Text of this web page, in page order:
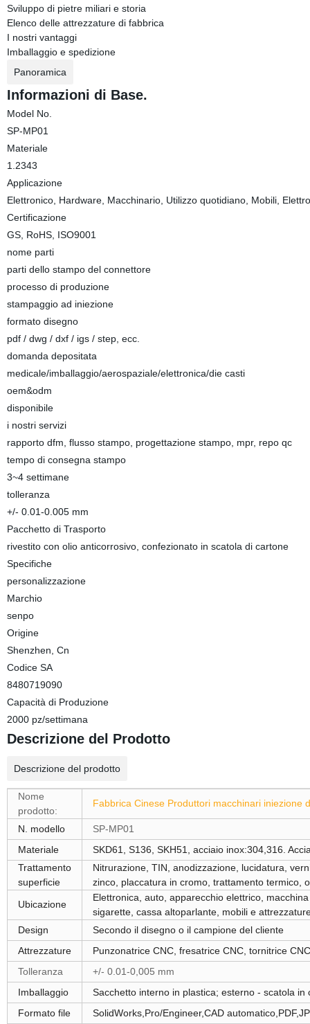
Sviluppo di pietre miliari e storia
Elenco delle attrezzature di fabbrica
I nostri vantaggi
Imballaggio e spedizione
Panoramica
Informazioni di Base.
Model No.
SP-MP01
Materiale
1.2343
Applicazione
Elettronico, Hardware, Macchinario, Utilizzo quotidiano, Mobili,
Certificazione
GS, RoHS, ISO9001
nome parti
parti dello stampo del connettore
processo di produzione
stampaggio ad iniezione
formato disegno
pdf / dwg / dxf / igs / step, ecc.
domanda depositata
medicale/imballaggio/aerospaziale/elettronica/die casti
oem&odm
disponibile
i nostri servizi
rapporto dfm, flusso stampo, progettazione stampo, mpr, repo qc
tempo di consegna stampo
3~4 settimane
tolleranza
+/- 0.01-0.005 mm
Pacchetto di Trasporto
rivestito con olio anticorrosivo, confezionato in scatola di cartone
Specifiche
personalizzazione
Marchio
senpo
Origine
Shenzhen, Cn
Codice SA
8480719090
Capacità di Produzione
2000 pz/settimana
Descrizione del Prodotto
Descrizione del prodotto
Nome
prodotto:
Fabbrica Cinese Produttori macchinari iniezione
N. modello
SP-MP01
Materiale
SKD61, S136, SKH51, acciaio inox:304,316.
Trattamento
superficie
Nitrurazione, TIN, anodizzazione, lucidatura,
zinco, placcatura in cromo, trattamento termico,
Ubicazione
Elettronica, auto, apparecchio elettrico,
sigarette, cassa altoparlante, mobili e
Design
Secondo il disegno o il campione del cliente
Attrezzature
Punzonatrice CNC, fresatrice CNC, tornitrice
Tolleranza
+/- 0.01-0,005 mm
Imballaggio
Sacchetto interno in plastica; esterno - scatola in
Formato file
SolidWorks,Pro/Engineer,CAD